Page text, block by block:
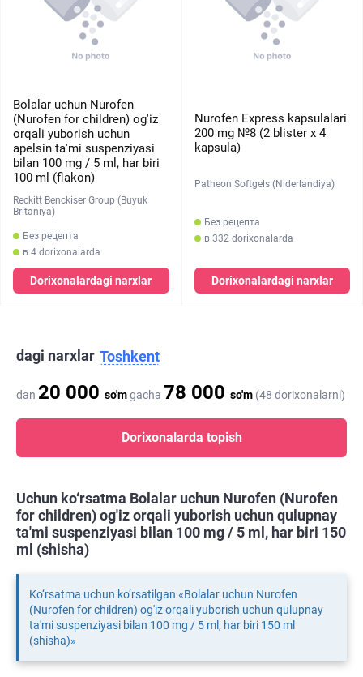
Bolalar uchun Nurofen
(Nurofen for children) og'iz
orqali yuborish uchun
apelsin ta'mi suspenziyasi
bilan 100 mg / 5 ml, har biri
100 ml (flakon)
Reckitt Benckiser Group (Buyuk
Britaniya)
Без рецепта
в 4 dorixonalarda
Dorixonalardagi narxlar
Nurofen Express kapsulalari
200 mg №8 (2 blister х 4
kapsula)
Patheon Softgels (Niderlandiya)
Без рецепта
в 332 dorixonalarda
Dorixonalardagi narxlar
dagi narxlar Toshkent
dan 20 000 so'mgacha 78 000 so'm (48 dorixonalarni)
Dorixonalarda topish
Uchun ko‘rsatma Bolalar uchun Nurofen (Nurofen
for children) og'iz orqali yuborish uchun qulupnay
ta'mi suspenziyasi bilan 100 mg / 5 ml, har biri 150
ml (shisha)
Ko‘rsatma uchun ko‘rsatilgan «Bolalar uchun Nurofen
(Nurofen for children) og'iz orqali yuborish uchun qulupnay
ta'mi suspenziyasi bilan 100 mg / 5 ml, har biri 150 ml
(shisha)»